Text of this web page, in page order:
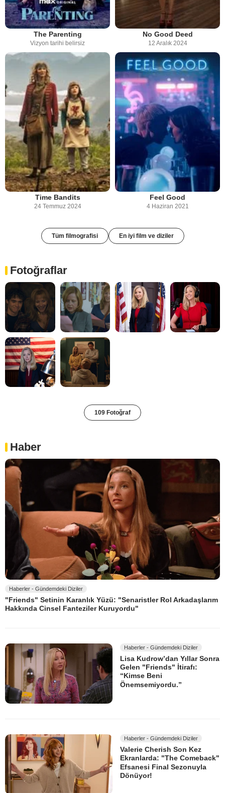
The Parenting
Vizyon tarihi belirsiz
No Good Deed
12 Aralık 2024
Time Bandits
24 Temmuz 2024
Feel Good
4 Haziran 2021
Tüm filmografisi En iyi film ve diziler
Fotoğraflar
109 Fotoğraf
Haber
Haberler - Gündemdeki Diziler
"Friends" Setinin Karanlık Yüzü: "Senaristler Rol Arkadaşlarım
Hakkında Cinsel Fanteziler Kuruyordu"
Haberler - Gündemdeki Diziler
Lisa Kudrow’dan Yıllar Sonra
Gelen "Friends" İtirafı:
“Kimse Beni
Önemsemiyordu.”
Haberler - Gündemdeki Diziler
Valerie Cherish Son Kez
Ekranlarda: "The Comeback"
Efsanesi Final Sezonuyla
Dönüyor!